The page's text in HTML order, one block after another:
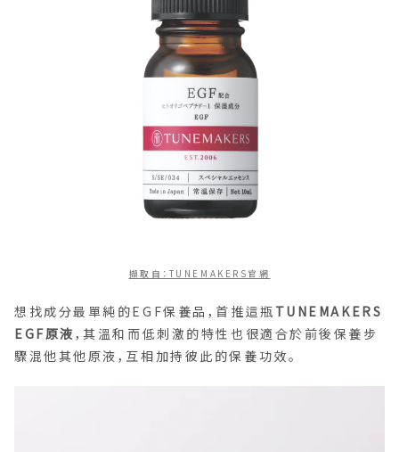
擷取自：TUNEMAKERS官網
想找成分最單純的EGF保養品，首推這瓶 TUNEMAKERS
EGF原液，其溫和而低刺激的特性也很適合於前後保養步
驟混他其他原液，互相加持彼此的保養功效。